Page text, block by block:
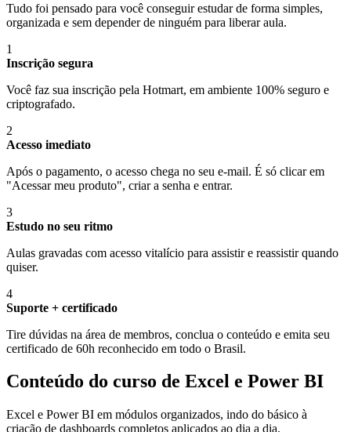
Tudo foi pensado para você conseguir estudar de forma simples,
organizada e sem depender de ninguém para liberar aula.
1
Inscrição segura
Você faz sua inscrição pela Hotmart, em ambiente 100% seguro e
criptografado.
2
Acesso imediato
Após o pagamento, o acesso chega no seu e-mail. É só clicar em
"Acessar meu produto", criar a senha e entrar.
3
Estudo no seu ritmo
Aulas gravadas com acesso vitalício para assistir e reassistir quando
quiser.
4
Suporte + certificado
Tire dúvidas na área de membros, conclua o conteúdo e emita seu
certificado de 60h reconhecido em todo o Brasil.
Conteúdo do curso de Excel e Power BI
Excel e Power BI em módulos organizados, indo do básico à
criação de dashboards completos aplicados ao dia a dia.